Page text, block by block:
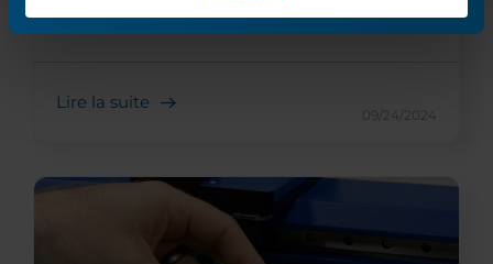
Lire la suite
09/24/2024